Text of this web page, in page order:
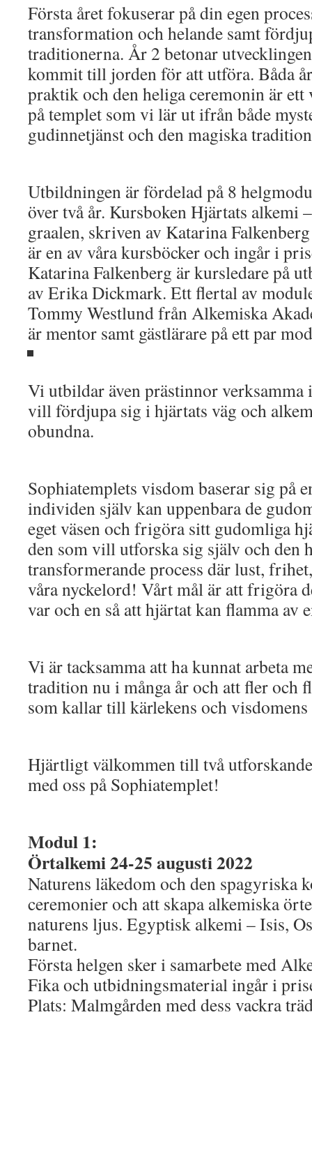
Första året fokuserar på din egen
transformation och helande samt
traditionerna. År 2 betonar
kommit till jorden för att utföra. Båda
praktik och den heliga ceremonin är
på templet som vi lär ut ifrån både
gudinnetjänst och den magiska
Utbildningen är fördelad på 8
över två år. Kursboken Hjärtats alkemi
graalen, skriven av Katarina
är en av våra kursböcker och ingår i
Katarina Falkenberg är kursledare på
av Erika Dickmark. Ett flertal av
Tommy Westlund från Alkemiska
är mentor samt gästlärare på ett par
Vi utbildar även prästinnor
vill fördjupa sig i hjärtats väg och
obundna.
Sophiatemplets visdom baserar sig på
individen själv kan uppenbara de
eget väsen och frigöra sitt gudomliga
den som vill utforska sig själv och den
transformerande process där lust,
våra nyckelord! Vårt mål är att frigöra
var och en så att hjärtat kan flamma av
Vi är tacksamma att ha kunnat arbeta
tradition nu i många år och att fler och
som kallar till kärlekens och
Hjärtligt välkommen till två
med oss på Sophiatemplet!
Modul 1:
Örtalkemi 24-25 augusti 2022
Naturens läkedom och den spagyriska
ceremonier och att skapa alkemiska
naturens ljus. Egyptisk alkemi – Isis,
barnet.
Första helgen sker i samarbete med
Fika och utbidningsmaterial ingår i
Plats: Malmgården med dess vackra